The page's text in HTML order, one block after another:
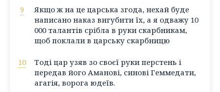
9
Якщо ж на це царська згода, нехай буде
написано наказ вигубити їх, а я одважу 10
000 талантів срібла в руки скарбникам,
щоб поклали в царську скарбницю
10
Тоді цар узяв зо своєї руки перстень і
передав його Аманові, синові Геммедати,
агагія, ворога юдеїв.